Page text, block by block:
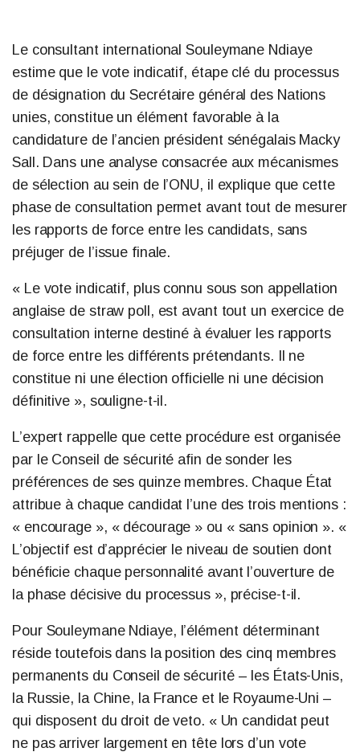
Le consultant international Souleymane Ndiaye
estime que le vote indicatif, étape clé du processus
de désignation du Secrétaire général des Nations
unies, constitue un élément favorable à la
candidature de l’ancien président sénégalais Macky
Sall. Dans une analyse consacrée aux mécanismes
de sélection au sein de l’ONU, il explique que cette
phase de consultation permet avant tout de mesurer
les rapports de force entre les candidats, sans
préjuger de l’issue finale.
« Le vote indicatif, plus connu sous son appellation
anglaise de straw poll, est avant tout un exercice de
consultation interne destiné à évaluer les rapports
de force entre les différents prétendants. Il ne
constitue ni une élection officielle ni une décision
définitive », souligne-t-il.
L’expert rappelle que cette procédure est organisée
par le Conseil de sécurité afin de sonder les
préférences de ses quinze membres. Chaque État
attribue à chaque candidat l’une des trois mentions :
« encourage », « décourage » ou « sans opinion ». «
L’objectif est d’apprécier le niveau de soutien dont
bénéficie chaque personnalité avant l’ouverture de
la phase décisive du processus », précise-t-il.
Pour Souleymane Ndiaye, l’élément déterminant
réside toutefois dans la position des cinq membres
permanents du Conseil de sécurité – les États-Unis,
la Russie, la Chine, la France et le Royaume-Uni –
qui disposent du droit de veto. « Un candidat peut
ne pas arriver largement en tête lors d’un vote